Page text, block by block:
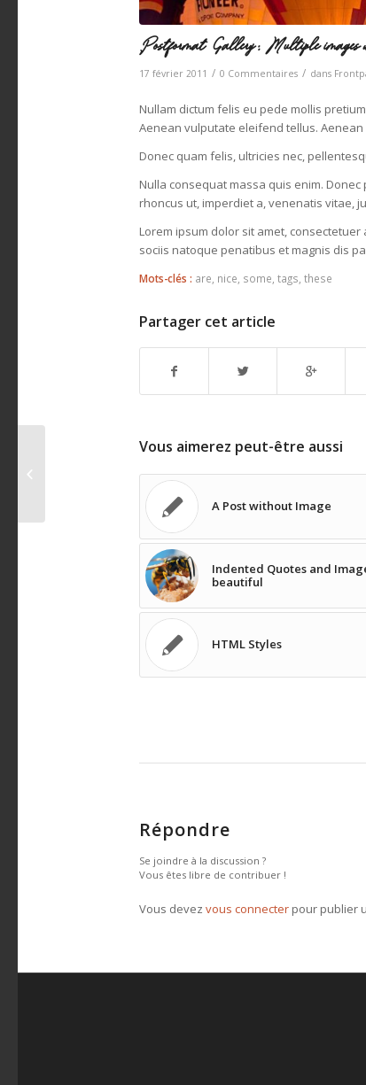
Postformat Gallery: Multiple images
17 février 2011 / 0 Commentaires / dans
Nullam dictum felis eu pede mollis
Aenean vulputate eleifend tellus.
Donec quam felis, ultricies nec,
Nulla consequat massa quis enim.
rhoncus ut, imperdiet a, venenatis vitae,
Lorem ipsum dolor sit amet,
sociis natoque penatibus et magnis dis
Mots-clés : are nice some tags these
Partager cet article
Vous aimerez peut-être aussi
A Post without Image
Indented Quotes and
beautiful
HTML Styles
Répondre
Se joindre à la discussion ?
Vous êtes libre de contribuer !
Vous devez vous connecter pour publier